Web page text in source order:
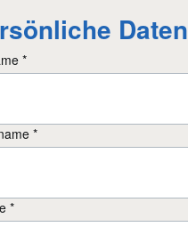
Daten
*
*
*